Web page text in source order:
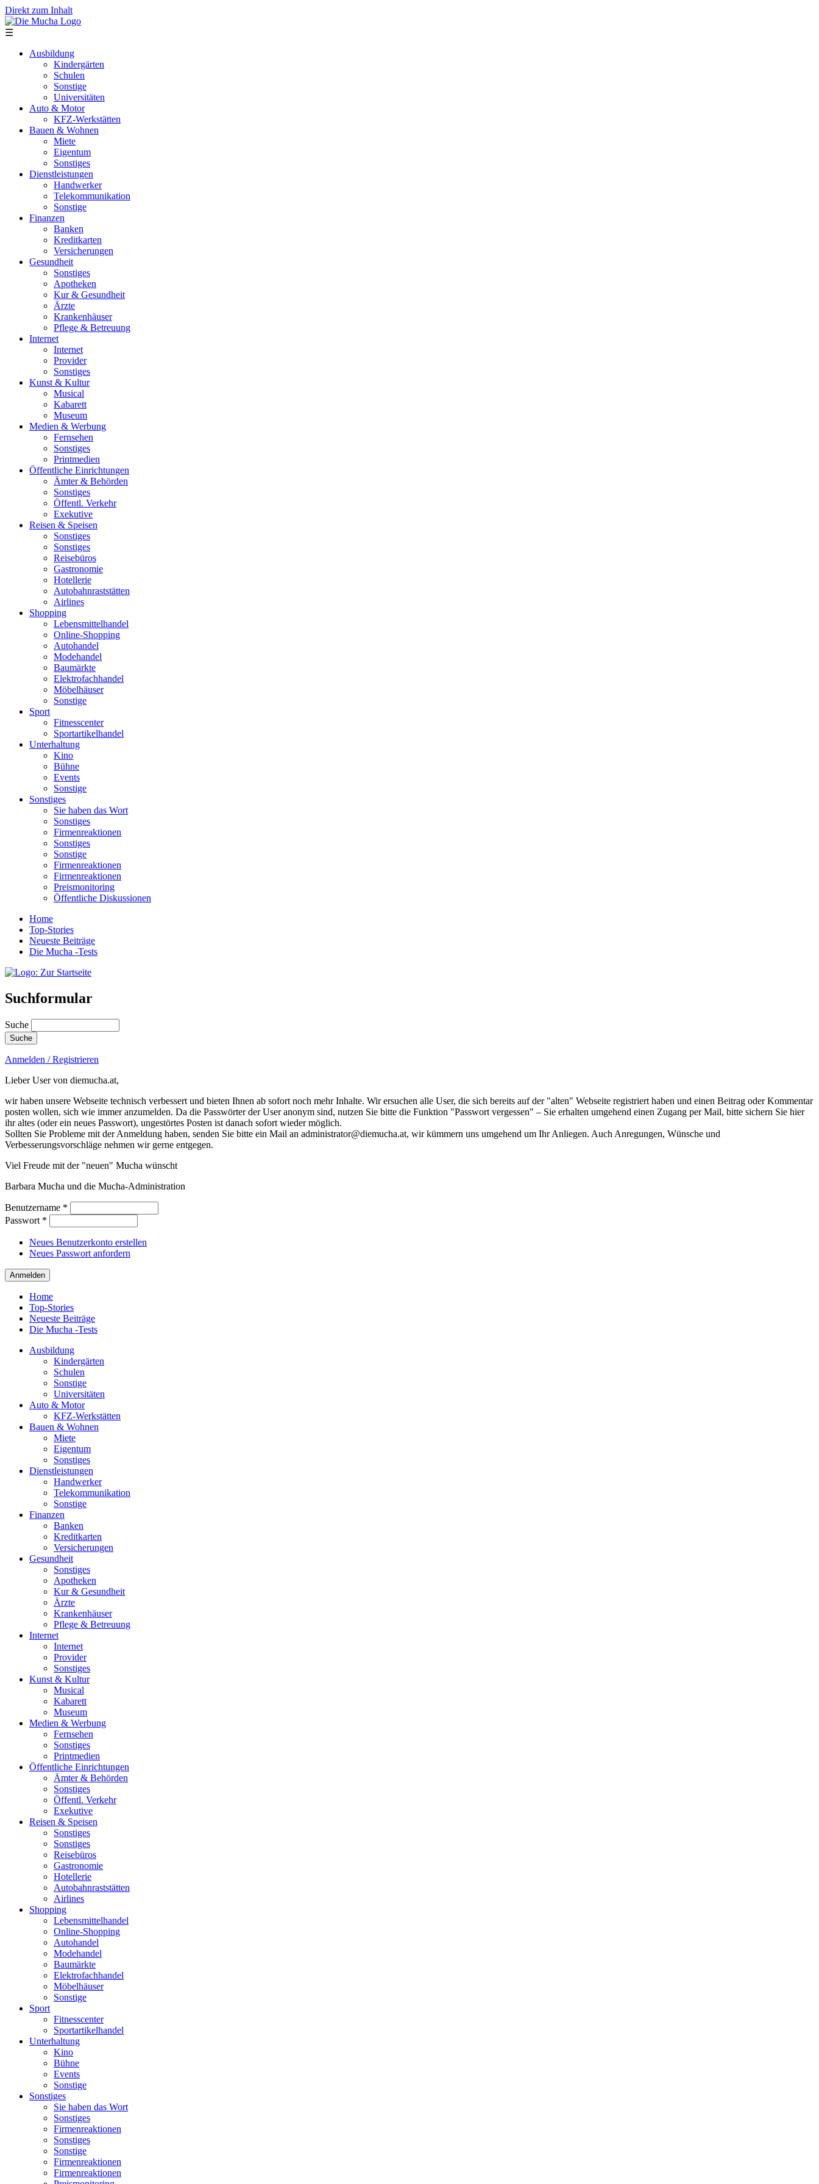
Direkt zum Inhalt
☰
Ausbildung
Kindergärten
Schulen
Sonstige
Universitäten
Auto & Motor
KFZ-Werkstätten
Bauen & Wohnen
Miete
Eigentum
Sonstiges
Dienstleistungen
Handwerker
Telekommunikation
Sonstige
Finanzen
Banken
Kreditkarten
Versicherungen
Gesundheit
Sonstiges
Apotheken
Kur & Gesundheit
Ärzte
Krankenhäuser
Pflege & Betreuung
Internet
Internet
Provider
Sonstiges
Kunst & Kultur
Musical
Kabarett
Museum
Medien & Werbung
Fernsehen
Sonstiges
Printmedien
Öffentliche Einrichtungen
Ämter & Behörden
Sonstiges
Öffentl. Verkehr
Exekutive
Reisen & Speisen
Sonstiges
Sonstiges
Reisebüros
Gastronomie
Hotellerie
Autobahnraststätten
Airlines
Shopping
Lebensmittelhandel
Online-Shopping
Autohandel
Modehandel
Baumärkte
Elektrofachhandel
Möbelhäuser
Sonstige
Sport
Fitnesscenter
Sportartikelhandel
Unterhaltung
Kino
Bühne
Events
Sonstige
Sonstiges
Sie haben das Wort
Sonstiges
Firmenreaktionen
Sonstiges
Sonstige
Firmenreaktionen
Firmenreaktionen
Preismonitoring
Öffentliche Diskussionen
Home
Top-Stories
Neueste Beiträge
Die Mucha -Tests
Suchformular
Suche
Anmelden / Registrieren
Lieber User von diemucha.at,
wir haben unsere Webseite technisch verbessert und bieten Ihnen ab sofort noch mehr Inhalte. Wir ersuchen alle User, die sich bereits auf der "alten" Webseite registriert haben und einen Beitrag oder Kommentar
posten wollen, sich wie immer anzumelden. Da die Passwörter der User anonym sind, nutzen Sie bitte die Funktion "Passwort vergessen" – Sie erhalten umgehend einen Zugang per Mail, bitte sichern Sie hier
ihr altes (oder ein neues Passwort), ungestörtes Posten ist danach sofort wieder möglich.
Sollten Sie Probleme mit der Anmeldung haben, senden Sie bitte ein Mail an administrator@diemucha.at, wir kümmern uns umgehend um Ihr Anliegen. Auch Anregungen, Wünsche und
Verbesserungsvorschläge nehmen wir gerne entgegen.
Viel Freude mit der "neuen" Mucha wünscht
Barbara Mucha und die Mucha-Administration
Benutzername *
Passwort *
Neues Benutzerkonto erstellen
Neues Passwort anfordern
Home
Top-Stories
Neueste Beiträge
Die Mucha -Tests
Ausbildung
Kindergärten
Schulen
Sonstige
Universitäten
Auto & Motor
KFZ-Werkstätten
Bauen & Wohnen
Miete
Eigentum
Sonstiges
Dienstleistungen
Handwerker
Telekommunikation
Sonstige
Finanzen
Banken
Kreditkarten
Versicherungen
Gesundheit
Sonstiges
Apotheken
Kur & Gesundheit
Ärzte
Krankenhäuser
Pflege & Betreuung
Internet
Internet
Provider
Sonstiges
Kunst & Kultur
Musical
Kabarett
Museum
Medien & Werbung
Fernsehen
Sonstiges
Printmedien
Öffentliche Einrichtungen
Ämter & Behörden
Sonstiges
Öffentl. Verkehr
Exekutive
Reisen & Speisen
Sonstiges
Sonstiges
Reisebüros
Gastronomie
Hotellerie
Autobahnraststätten
Airlines
Shopping
Lebensmittelhandel
Online-Shopping
Autohandel
Modehandel
Baumärkte
Elektrofachhandel
Möbelhäuser
Sonstige
Sport
Fitnesscenter
Sportartikelhandel
Unterhaltung
Kino
Bühne
Events
Sonstige
Sonstiges
Sie haben das Wort
Sonstiges
Firmenreaktionen
Sonstiges
Sonstige
Firmenreaktionen
Firmenreaktionen